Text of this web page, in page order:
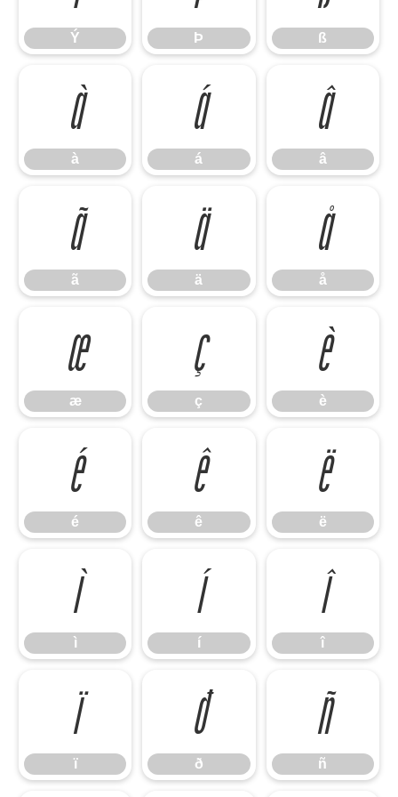
Ý Þ ß
à
à
á
á
â
â
ã
ã
ä
ä
å
å
æ
æ
ç
ç
è
è
é
é
ê
ê
ë
ë
ì
ì
í
í
î
î
ï
ï
ð
ð
ñ
ñ